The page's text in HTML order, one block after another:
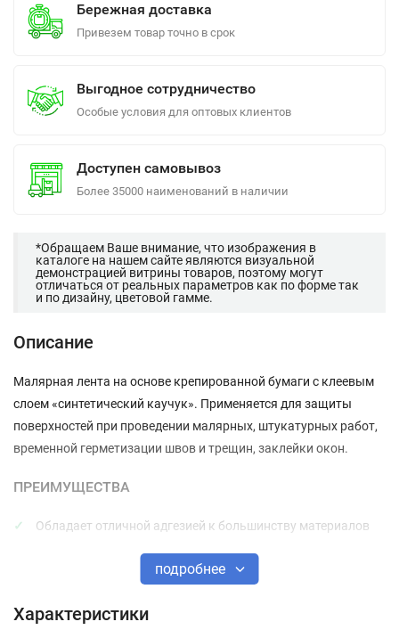
Бережная доставка
Привезем товар точно в срок
Выгодное сотрудничество
Особые условия для оптовых клиентов
Доступен самовывоз
Более 35000 наименований в наличии
*Обращаем Ваше внимание, что изображения в
каталоге на нашем сайте являются визуальной
демонстрацией витрины товаров, поэтому могут
отличаться от реальных параметров как по форме так
и по дизайну, цветовой гамме.
Описание
Малярная лента на основе крепированной бумаги с клеевым
слоем «синтетический каучук». Применяется для защиты
поверхностей при проведении малярных, штукатурных работ,
временной герметизации швов и трещин, заклейки окон.
ПРЕИМУЩЕСТВА
Обладает отличной адгезией к большинству материалов
Готова к применению
Проста в использовании
ТЕХНИЧЕСКИЕ ПАРАМЕТРЫ
подробнее
Характеристики